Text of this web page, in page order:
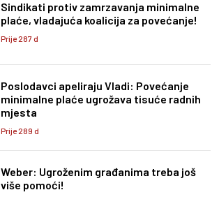
Sindikati protiv zamrzavanja minimalne
plaće, vladajuća koalicija za povećanje!
Prije 287 d
Poslodavci apeliraju Vladi: Povećanje
minimalne plaće ugrožava tisuće radnih
mjesta
Prije 289 d
Weber: Ugroženim građanima treba još
više pomoći!